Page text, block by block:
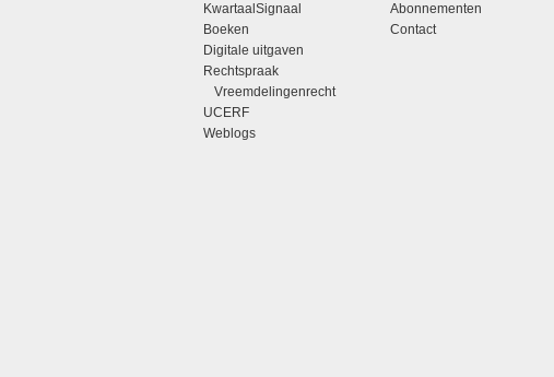
KwartaalSignaal
Boeken
Digitale uitgaven
Rechtspraak
Vreemdelingenrecht
UCERF
Weblogs
Abonnementen
Contact